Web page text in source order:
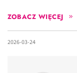
ZOBACZ WIĘCEJ
2026-03-24